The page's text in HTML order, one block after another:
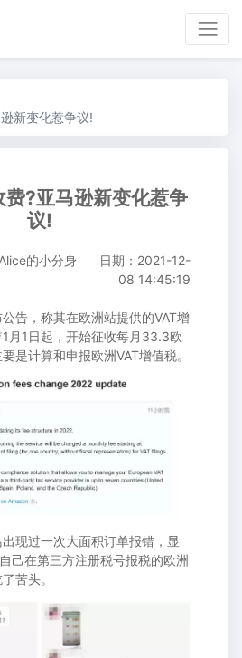
新变化惹争议!
?亚马逊新变化惹争
议!
的小分身
日期：2021-12-
08 14:45:19
，称其在欧洲站提供的VAT增
月1日起，开始征收每月33.3欧
是计算和申报欧洲VAT增值税。
过一次大面积订单报错，显
己在第三方注册税号报税的欧洲
苦头。